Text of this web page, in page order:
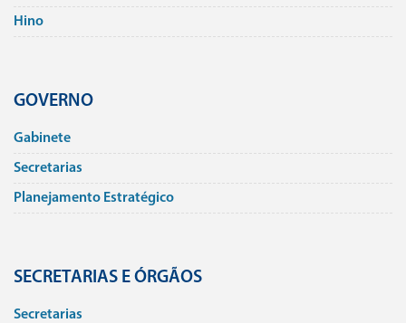
Hino
GOVERNO
Gabinete
Secretarias
Planejamento Estratégico
SECRETARIAS E ÓRGÃOS
Secretarias